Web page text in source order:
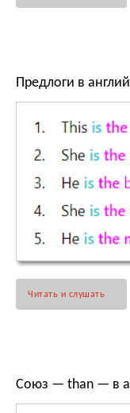
Предлоги в
Читать и слушать
Союз — than — в